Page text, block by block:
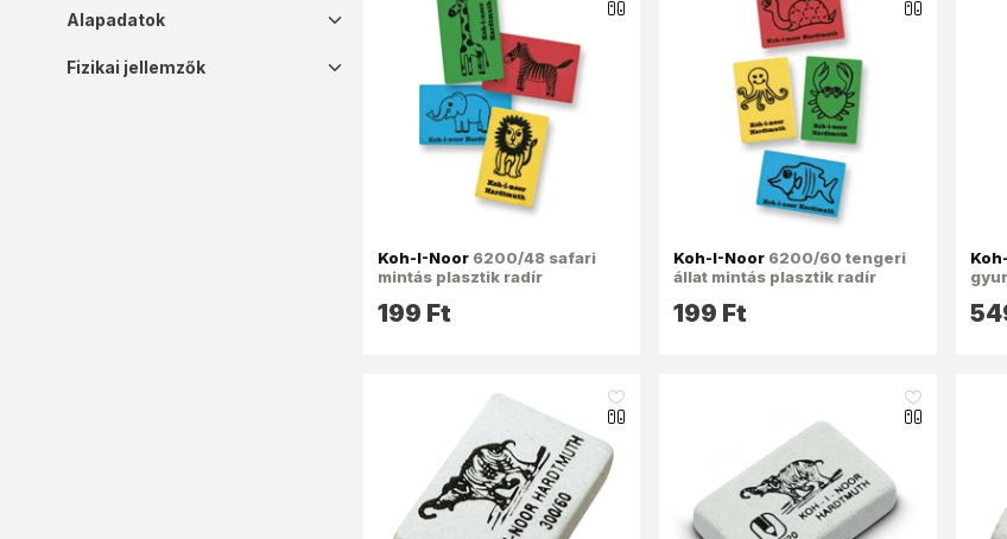
Koh-I-Noor6200/48 safari
mintás plasztik radír
199 Ft
Koh-I-Noor 6200/60 tengeri
állat mintás plasztik radír
199 Ft
like_16 like_16
SAKOTA
SILKA
Alapadatok dropdown_16
Fizikai jellemzők dropdown_16